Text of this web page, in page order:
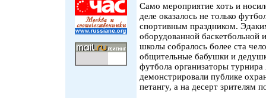
Само мероприятие хоть и
деле оказалось не только
спортивным праздником.
оборудованной
школы собралось более ста
общительные бабушки и
футбола организаторы
демонстрировали публике
петангу, а на десерт зрителям